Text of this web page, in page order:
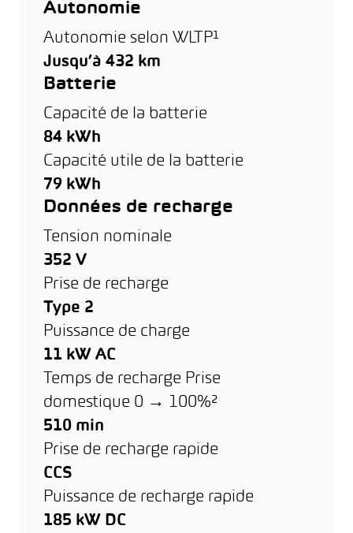
Autonomie
Autonomie selon WLTP¹
Jusqu’à 432 km
Batterie
Capacité de la batterie
84 kWh
Capacité utile de la batterie
79 kWh
Données de recharge
Tension nominale
352 V
Prise de recharge
Type 2
Puissance de charge
11 kW AC
Temps de recharge Prise
domestique 0 → 100%²
510 min
Prise de recharge rapide
CCS
Puissance de recharge rapide
185 kW DC